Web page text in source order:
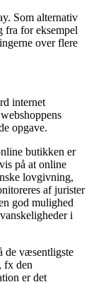
Som alternativ
fra for eksempel
over flere
internet
opgave.
butikken er
på at online
lovgivning,
af jurister
god mulighed
i
de væsentligste
fx den
er det